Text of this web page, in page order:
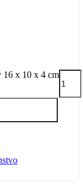
16 x 10 x 4 cm